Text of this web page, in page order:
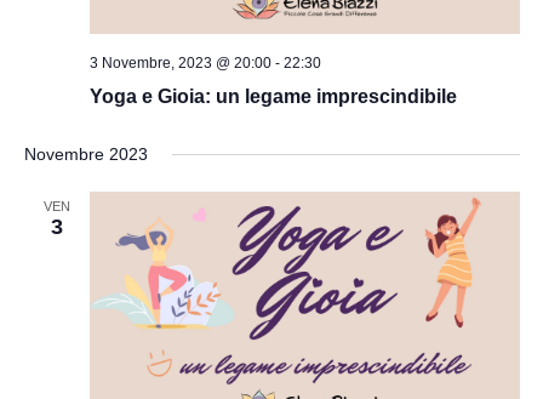
3 Novembre, 2023 @ 20:00- 22:30
Yoga e Gioia: un legame imprescindibile
Novembre 2023
VEN
3